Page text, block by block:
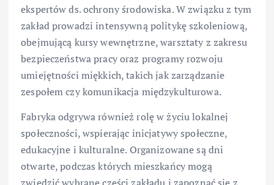
ekspertów ds. ochrony środowiska. W związku z tym
zakład prowadzi intensywną politykę szkoleniową,
obejmującą kursy wewnętrzne, warsztaty z zakresu
bezpieczeństwa pracy oraz programy rozwoju
umiejętności miękkich, takich jak zarządzanie
zespołem czy komunikacja międzykulturowa.
Fabryka odgrywa również rolę w życiu lokalnej
społeczności, wspierając inicjatywy społeczne,
edukacyjne i kulturalne. Organizowane są dni
otwarte, podczas których mieszkańcy mogą